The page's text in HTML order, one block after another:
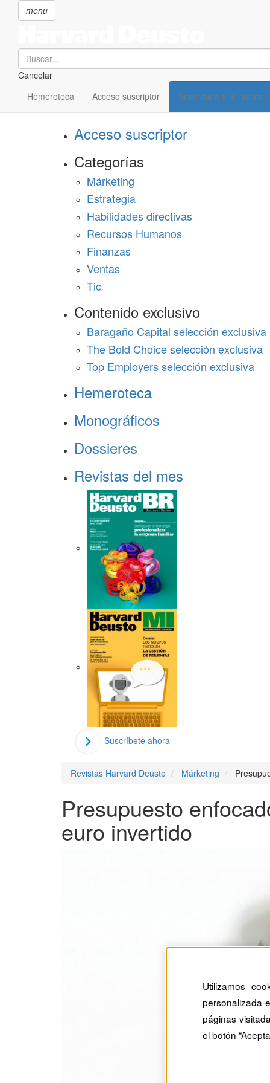
menu
Search
Cancelar
Hemeroteca
Acceso suscriptor Suscríbete a la revista
SECCIONES
Suscríbete a Harvard Deusto
Acceso suscriptor
Categorías
Márketing
Estrategia
Habilidades directivas
Recursos Humanos
Finanzas
Ventas
Tic
Contenido exclusivo
Baragaño Capital selección exclusiva
The Bold Choice selección exclusiva
Top Employers selección exclusiva
Hemeroteca
Monográficos
Dossieres
Revistas del mes
Suscríbete ahora
Revistas Harvard Deusto Márketing
Presupuesto
euro invertido
Utilizamos
personalizada
páginas
el botón